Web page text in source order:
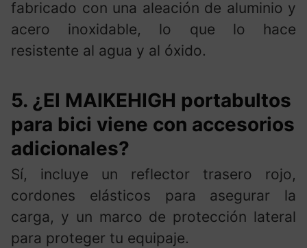
fabricado con una aleación de aluminio y
acero inoxidable, lo que lo hace
resistente al agua y al óxido.
5. ¿El MAIKEHIGH portabultos
para bici viene con accesorios
adicionales?
Sí, incluye un reflector trasero rojo,
cordones elásticos para asegurar la
carga, y un marco de protección lateral
para proteger tu equipaje.